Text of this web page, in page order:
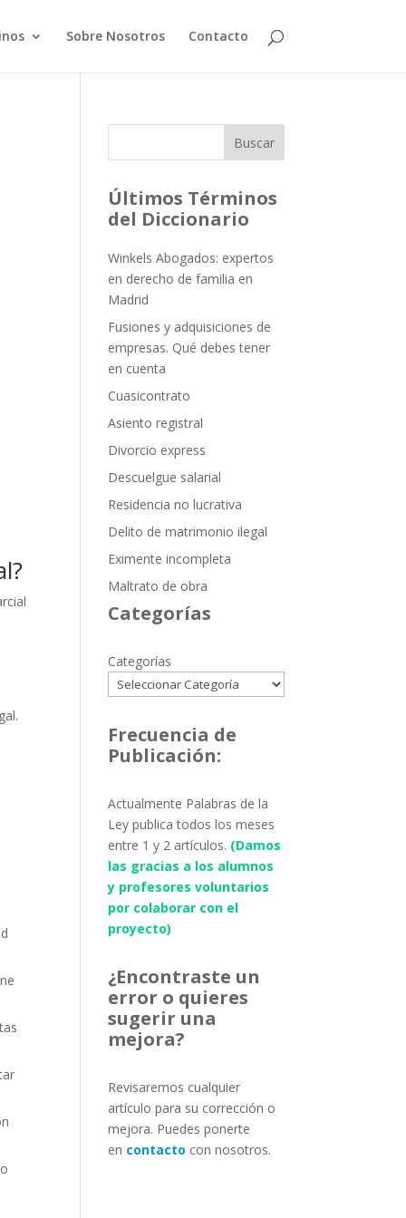
Sobre Nosotros Contacto
Buscar
Últimos Términos
del Diccionario
Winkels Abogados: expertos
en derecho de familia en
Madrid
Fusiones y adquisiciones de
empresas. Qué debes tener
en cuenta
Cuasicontrato
Asiento registral
Divorcio express
Descuelgue salarial
Residencia no lucrativa
Delito de matrimonio ilegal
Eximente incompleta
Maltrato de obra
Categorías
Categorías
Frecuencia de
Publicación:
Actualmente Palabras de la
Ley publica todos los meses
entre 1 y 2 artículos. (Damos
las gracias a los alumnos
y profesores voluntarios
por colaborar con el
proyecto)
¿Encontraste un
error o quieres
sugerir una
mejora?
Revisaremos cualquier
artículo para su corrección o
mejora. Puedes ponerte
en contacto con nosotros.